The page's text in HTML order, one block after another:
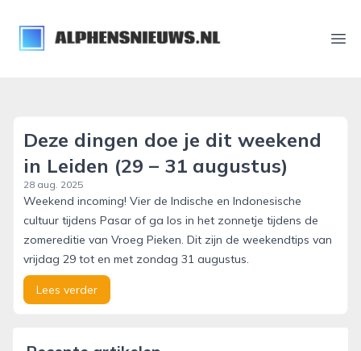
alphensnieuws.nl
Deze dingen doe je dit weekend
in Leiden (29 – 31 augustus)
28 aug. 2025
Weekend incoming! Vier de Indische en Indonesische
cultuur tijdens Pasar of ga los in het zonnetje tijdens de
zomereditie van Vroeg Pieken. Dit zijn de weekendtips van
vrijdag 29 tot en met zondag 31 augustus.
Lees verder